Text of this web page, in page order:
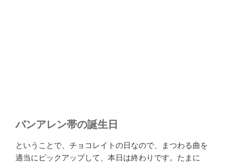
バンアレン帯の誕生日
ということで、チョコレイトの日なので、まつわる曲を
適当にピックアップして、本日は終わりです。たまに